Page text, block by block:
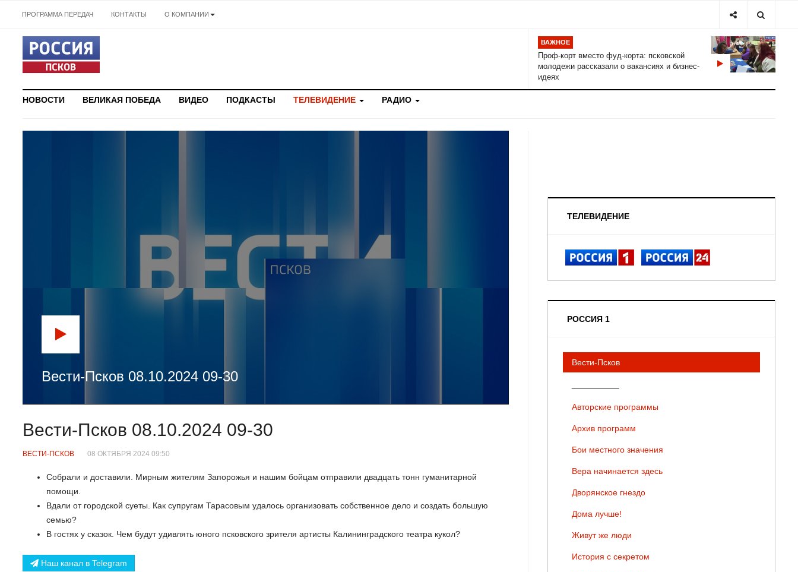
ПРОГРАММА ПЕРЕДАЧ КОНТАКТЫ О КОМПАНИИ
ВАЖНОЕ
Проф-корт вместо фуд-корта: псковской
молодежи рассказали о вакансиях и бизнес-
идеях
НОВОСТИ ВЕЛИКАЯ ПОБЕДА ВИДЕО ПОДКАСТЫ ТЕЛЕВИДЕНИЕ РАДИО
Вести-Псков 08.10.2024 09-30
Вести-Псков 08.10.2024 09-30
ВЕСТИ-ПСКОВ 08 ОКТЯБРЯ 2024 09:50
Собрали и доставили. Мирным жителям Запорожья и нашим бойцам отправили двадцать тонн гуманитарной
помощи.
Вдали от городской суеты. Как супругам Тарасовым удалось организовать собственное дело и создать большую
семью?
В гостях у сказок. Чем будут удивлять юного псковского зрителя артисты Калининградского театра кукол?
Наш канал в Telegram
ТЕЛЕВИДЕНИЕ
РОССИЯ 1
Вести-Псков
Авторские программы
Архив программ
Бои местного значения
Вера начинается здесь
Дворянское гнездо
Дома лучше!
Живут же люди
История с секретом